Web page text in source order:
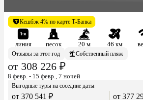
Кешбэк 4% по карте Т-Банка
линия песок 20 м 46 км
Отзывы за этот год
Собственный пляж
от 308 226 ₽
8 февр. - 15 февр., 7 ночей
Выгодные туры на соседние даты
от 370 541 ₽ от 377